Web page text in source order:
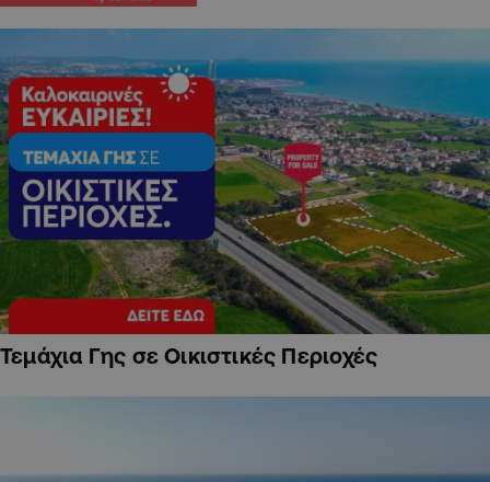
Τεμάχια Γης σε Οικιστικές Περιοχές